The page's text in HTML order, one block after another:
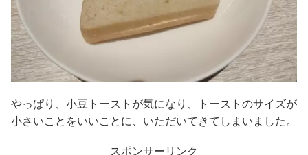
やっぱり、小豆トーストが気になり、トーストのサイズが
小さいことをいいことに、いただいてきてしまいました。
スポンサーリンク